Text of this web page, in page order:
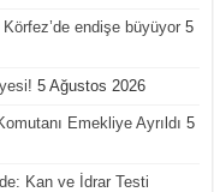
endişe büyüyor 5
5 Ağustos 2026
Emekliye Ayrıldı 5
Kan ve İdrar Testi